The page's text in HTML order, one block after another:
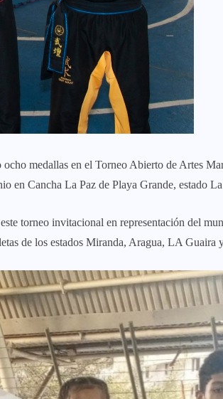
medallas en el Torneo Abierto de Artes
en Cancha La Paz de Playa Grande, estado
torneo invitacional en representación del
de los estados Miranda, Aragua, LA Guaira